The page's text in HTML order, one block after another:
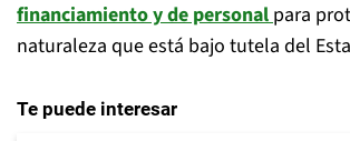
financiamiento y de personalpara
naturaleza que está bajo tutela del
Te puede interesar